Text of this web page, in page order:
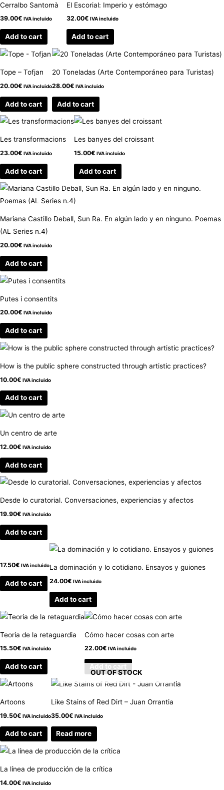
Cerralbo Santomà
39.00€ IVA incluido
Add to cart
El Escorial: Imperio y estómago
32.00€ IVA incluido
Add to cart
Tope – Tofjan
20.00€ IVA incluido
Add to cart
20 Toneladas (Arte Contemporáneo para Turistas)
28.00€ IVA incluido
Add to cart
Les transformacions
23.00€ IVA incluido
Add to cart
Les banyes del croissant
15.00€ IVA incluido
Add to cart
Mariana Castillo Deball, Sun Ra. En algún lado y en ninguno. Poemas
(AL Series n.4)
20.00€ IVA incluido
Add to cart
Putes i consentits
20.00€ IVA incluido
Add to cart
How is the public sphere constructed through artistic practices?
10.00€ IVA incluido
Add to cart
Un centro de arte
12.00€ IVA incluido
Add to cart
Desde lo curatorial. Conversaciones, experiencias y afectos
19.90€ IVA incluido
Add to cart
17.50€ IVA incluido
Add to cart
La dominación y lo cotidiano. Ensayos y guiones
24.00€ IVA incluido
Add to cart
Teoría de la retaguardia
15.50€ IVA incluido
Add to cart
Cómo hacer cosas con arte
22.00€ IVA incluido
Add to cart
Artoons
19.50€ IVA incluido
Add to cart
OUT OF STOCK
Like Stains of Red Dirt – Juan Orrantia
35.00€ IVA incluido
Read more
La línea de producción de la crítica
14.00€ IVA incluido